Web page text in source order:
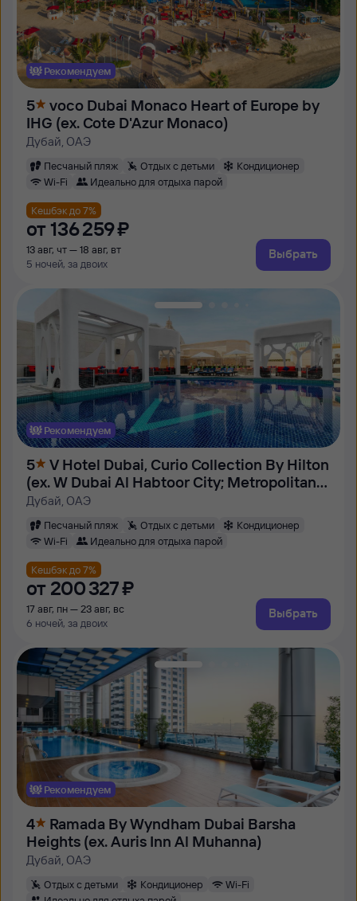
Рекомендуем
5
voco Dubai Monaco Heart of Europe by
IHG (ex. Cote D'Azur Monaco)
Дубай, ОАЭ
Песчаный пляж Отдых с детьми
Кондиционер
Wi-Fi
Идеально для отдыха парой
Кешбэк до 7%
от 136 ⁠259 ⁠₽
13 авг, чт — 18 авг, вт
5 ночей, за двоих
Выбрать
Рекомендуем
5
V Hotel Dubai, Curio Collection By Hilton
(ex. W Dubai Al Habtoor City; Metropolitan
Hotel)
Дубай, ОАЭ
Песчаный пляж Отдых с детьми
Кондиционер
Wi-Fi
Идеально для отдыха парой
Кешбэк до 7%
от 200 ⁠327 ⁠₽
17 авг, пн — 23 авг, вс
6 ночей, за двоих
Выбрать
Рекомендуем
4
Ramada By Wyndham Dubai Barsha
Heights (ex. Auris Inn Al Muhanna)
Дубай, ОАЭ
Отдых с детьми Кондиционер
Wi-Fi